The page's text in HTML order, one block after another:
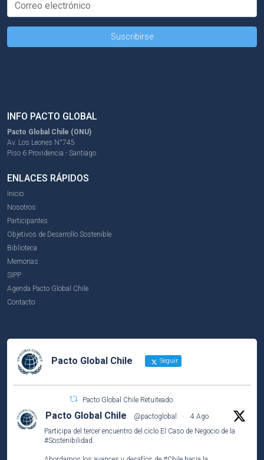
INFO PACTO GLOBAL
Pacto Global Chile (ONU)
Av. Los Leones N°745
Piso 6 Providencia - Santiago
ENLACES RÁPIDOS
Inicio
Nosotros
Participantes
Objetivos de Desarrollo Sostenible
Biblioteca
Memorias
SIPP
Agenda Pacto Global Chile
Contacto
Pacto Global Chile Seguir
Pacto Global Chile Retuiteado
Pacto Global Chile @pactoglobal ·
4 Ago
Participa del tercer encuentro del ciclo El Caso de Negocio de la
#Sostenibilidad